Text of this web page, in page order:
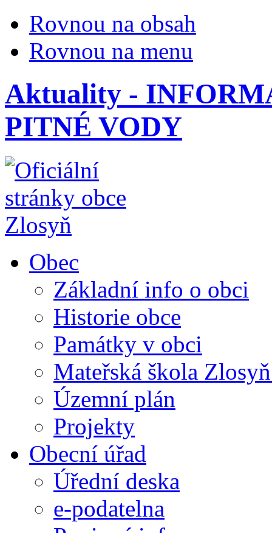
Rovnou na obsah
Rovnou na menu
Aktuality -
PITNÉ VODY
Obec
Základní info o obci
Historie obce
Památky v obci
Mateřská škola
Územní plán
Projekty
Obecní úřad
Úřední deska
e-podatelna